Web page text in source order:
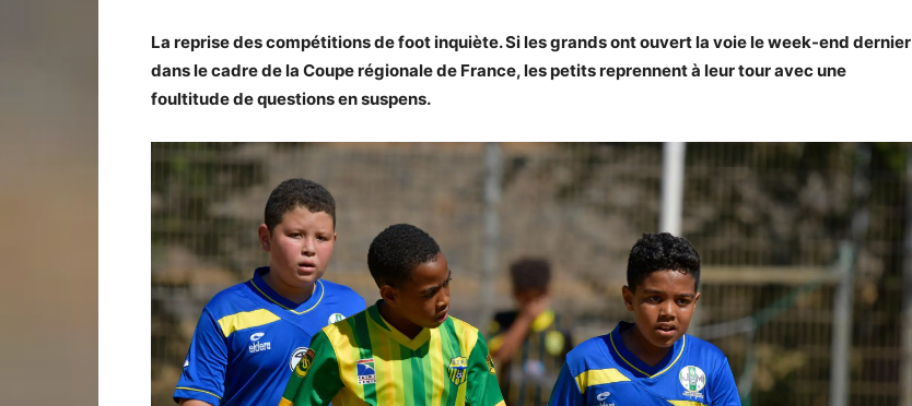
La reprise des compétitions de foot inquiète. Si les grands ont ouvert la voie le week-end dernier
dans le cadre de la Coupe régionale de France, les petits reprennent à leur tour avec une
foultitude de questions en suspens.